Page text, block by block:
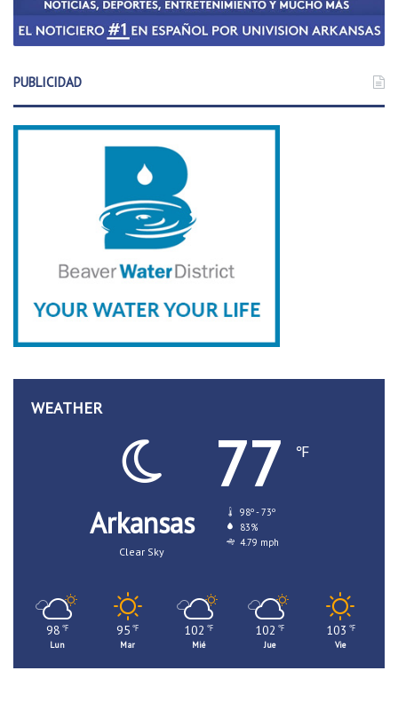
PUBLICIDAD
WEATHER
Arkansas
Clear Sky
77 ℉
98º - 73º
83%
4.79 mph
98 ℉
Lun
95 ℉
Mar
102 ℉
Mié
102 ℉
Jue
103 ℉
Vie